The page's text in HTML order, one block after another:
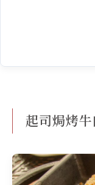
起司焗烤